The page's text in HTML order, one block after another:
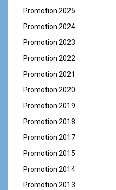
Promotion 2025
Promotion 2024
Promotion 2023
Promotion 2022
Promotion 2021
Promotion 2020
Promotion 2019
Promotion 2018
Promotion 2017
Promotion 2015
Promotion 2014
Promotion 2013